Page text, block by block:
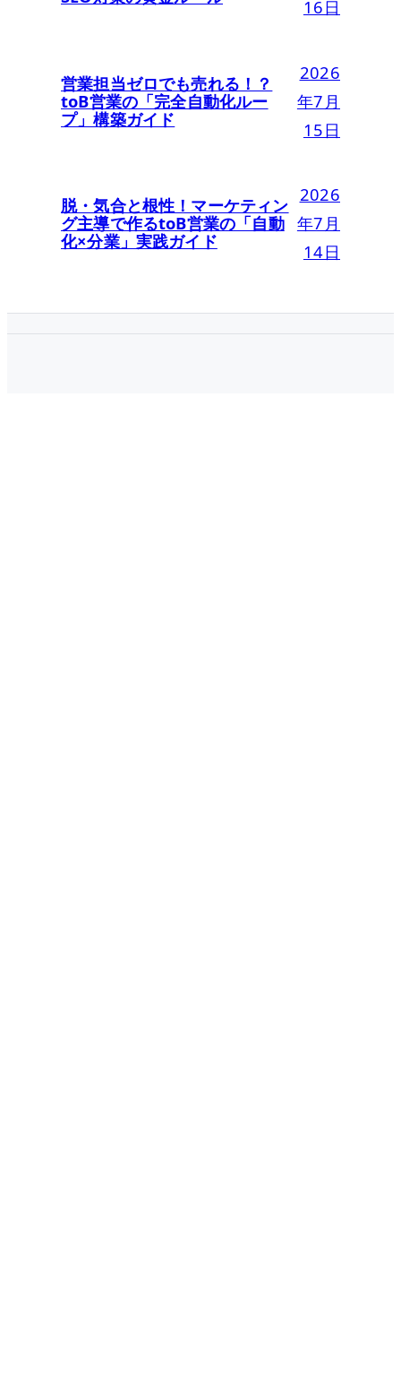
16日
営業担当ゼロでも売れる！？
toB営業の「完全自動化ルー
プ」構築ガイド
2026
年7月
15日
脱・気合と根性！マーケティン
グ主導で作るtoB営業の「自動
化×分業」実践ガイド
2026
年7月
14日